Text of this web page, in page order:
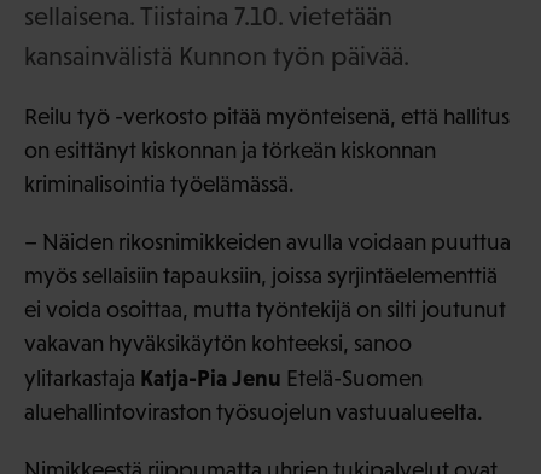
sellaisena. Tiistaina 7.10. vietetään
kansainvälistä Kunnon työn päivää.
Reilu työ -verkosto pitää myönteisenä, että hallitus
on esittänyt kiskonnan ja törkeän kiskonnan
kriminalisointia työelämässä.
– Näiden rikosnimikkeiden avulla voidaan puuttua
myös sellaisiin tapauksiin, joissa syrjintäelementtiä
ei voida osoittaa, mutta työntekijä on silti joutunut
vakavan hyväksikäytön kohteeksi, sanoo
ylitarkastaja Katja-Pia Jenu Etelä-Suomen
aluehallintoviraston työsuojelun vastuualueelta.